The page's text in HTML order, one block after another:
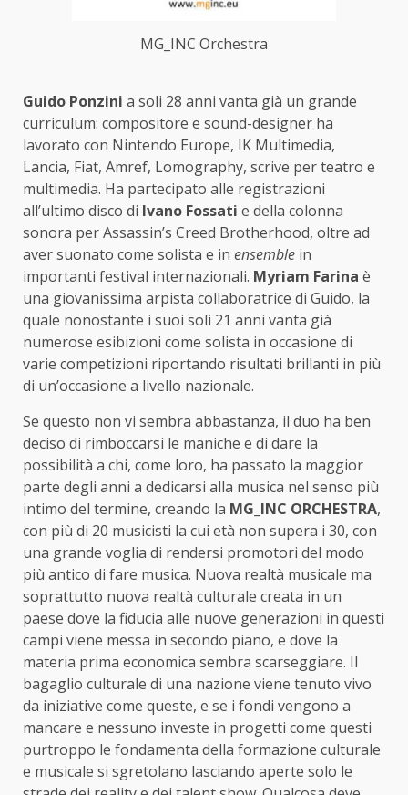
MG_INC Orchestra
Guido Ponzini a soli 28 anni vanta già un grande
curriculum: compositore e sound-designer ha
lavorato con Nintendo Europe, IK Multimedia,
Lancia, Fiat, Amref, Lomography, scrive per teatro e
multimedia. Ha partecipato alle registrazioni
all’ultimo disco di Ivano Fossati e della colonna
sonora per Assassin’s Creed Brotherhood, oltre ad
aver suonato come solista e in ensemble in
importanti festival internazionali. Myriam Farina è
una giovanissima arpista collaboratrice di Guido, la
quale nonostante i suoi soli 21 anni vanta già
numerose esibizioni come solista in occasione di
varie competizioni riportando risultati brillanti in più
di un’occasione a livello nazionale.
Se questo non vi sembra abbastanza, il duo ha ben
deciso di rimboccarsi le maniche e di dare la
possibilità a chi, come loro, ha passato la maggior
parte degli anni a dedicarsi alla musica nel senso più
intimo del termine, creando la MG_INC ORCHESTRA,
con più di 20 musicisti la cui età non supera i 30, con
una grande voglia di rendersi promotori del modo
più antico di fare musica. Nuova realtà musicale ma
soprattutto nuova realtà culturale creata in un
paese dove la fiducia alle nuove generazioni in questi
campi viene messa in secondo piano, e dove la
materia prima economica sembra scarseggiare. Il
bagaglio culturale di una nazione viene tenuto vivo
da iniziative come queste, e se i fondi vengono a
mancare e nessuno investe in progetti come questi
purtroppo le fondamenta della formazione culturale
e musicale si sgretolano lasciando aperte solo le